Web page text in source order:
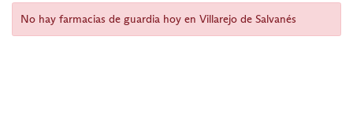
No hay farmacias de guardia hoy en Villarejo de Salvanés